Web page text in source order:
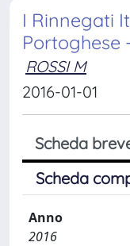
I Rinnegati
Portoghese
ROSSI M
2016-01-01
Scheda
Scheda
Anno
2016